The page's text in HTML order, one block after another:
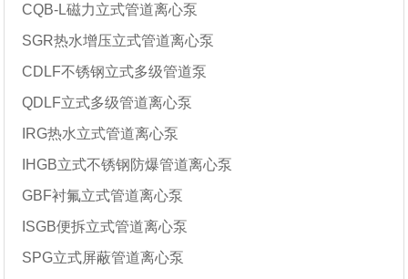
CQB-L磁力立式管道离心泵
SGR热水增压立式管道离心泵
CDLF不锈钢立式多级管道泵
QDLF立式多级管道离心泵
IRG热水立式管道离心泵
IHGB立式不锈钢防爆管道离心泵
GBF衬氟立式管道离心泵
ISGB便拆立式管道离心泵
SPG立式屏蔽管道离心泵